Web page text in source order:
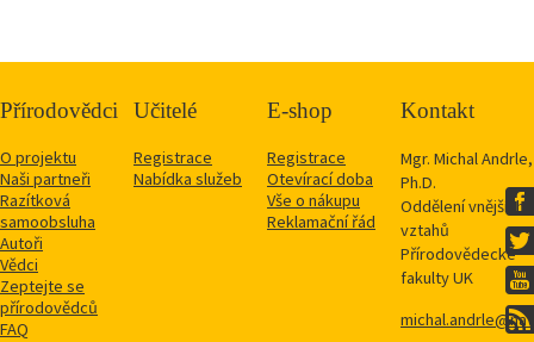
Přírodovědci
O projektu
Naši partneři
Razítková
samoobsluha
Autoři
Vědci
Zeptejte se
přírodovědců
FAQ
Učitelé
Registrace
Nabídka služeb
E-shop
Registrace
Otevírací doba
Vše o nákupu
Reklamační řád
Kontakt
Mgr. Michal Andrle,
Ph.D.
Oddělení vnějších
vztahů
Přírodovědecké
fakulty UK